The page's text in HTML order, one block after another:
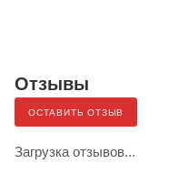
Отзывы
ОСТАВИТЬ ОТЗЫВ
Загрузка отзывов...